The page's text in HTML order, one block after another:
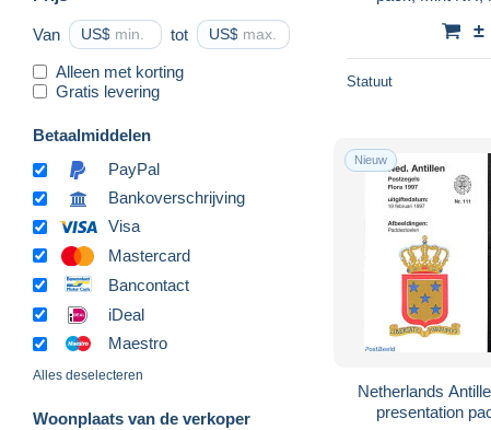
Van US$ tot US$
Alleen met korting
Gratis levering
Betaalmiddelen
PayPal
Bankoverschrijving
Visa
Mastercard
Bancontact
iDeal
Maestro
Alles deselecteren
Woonplaats van de verkoper
±
Statuut
Nieuw
Netherlands
presentation